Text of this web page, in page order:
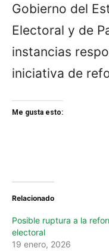
Gobierno del
Electoral y de
instancias
iniciativa de
Me gusta esto:
Relacionado
Posible ruptura a la
electoral
19 enero, 2026